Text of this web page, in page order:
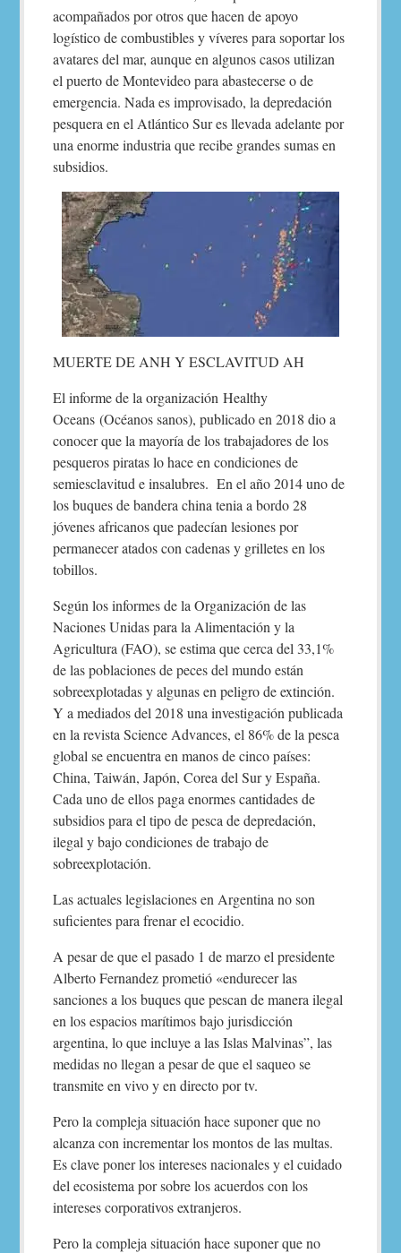
acompañados por otros que hacen de apoyo
logístico de combustibles y víveres para soportar los
avatares del mar, aunque en algunos casos utilizan
el puerto de Montevideo para abastecerse o de
emergencia. Nada es improvisado, la depredación
pesquera en el Atlántico Sur es llevada adelante por
una enorme industria que recibe grandes sumas en
subsidios.
MUERTE DE ANH Y ESCLAVITUD AH
El informe de la organización Healthy
Oceans (Océanos sanos), publicado en 2018 dio a
conocer que la mayoría de los trabajadores de los
pesqueros piratas lo hace en condiciones de
semiesclavitud e insalubres. En el año 2014 uno de
los buques de bandera china tenia a bordo 28
jóvenes africanos que padecían lesiones por
permanecer atados con cadenas y grilletes en los
tobillos.
Según los informes de la Organización de las
Naciones Unidas para la Alimentación y la
Agricultura (FAO), se estima que cerca del 33,1%
de las poblaciones de peces del mundo están
sobreexplotadas y algunas en peligro de extinción.
Y a mediados del 2018 una investigación publicada
en la revista Science Advances, el 86% de la pesca
global se encuentra en manos de cinco países:
China, Taiwán, Japón, Corea del Sur y España.
Cada uno de ellos paga enormes cantidades de
subsidios para el tipo de pesca de depredación,
ilegal y bajo condiciones de trabajo de
sobreexplotación.
Las actuales legislaciones en Argentina no son
suficientes para frenar el ecocidio.
A pesar de que el pasado 1 de marzo el presidente
Alberto Fernandez prometió «endurecer las
sanciones a los buques que pescan de manera ilegal
en los espacios marítimos bajo jurisdicción
argentina, lo que incluye a las Islas Malvinas”, las
medidas no llegan a pesar de que el saqueo se
transmite en vivo y en directo por tv.
Pero la compleja situación hace suponer que no
alcanza con incrementar los montos de las multas.
Es clave poner los intereses nacionales y el cuidado
del ecosistema por sobre los acuerdos con los
intereses corporativos extranjeros.
Pero la compleja situación hace suponer que no